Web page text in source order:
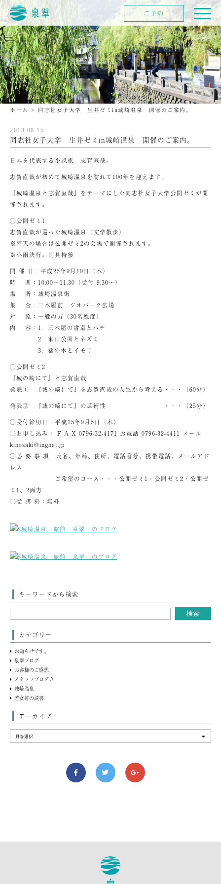
ホーム > 同志社女子大学 生井ゼミin城崎温泉 開催のご案内。
2013.08.15
同志社女子大学 生井ゼミin城崎温泉 開催のご案内。
日本を代表する小説家 志賀直哉。
志賀直哉が初めて城崎温泉を訪れて100年を迎えます。
『城崎温泉と志賀直哉』をテーマにした同志社女子大学公開ゼミが開
催されます。
◯公開ゼミ1
志賀直哉が巡った城崎温泉（文学散歩）
※雨天の場合は公開ゼミ2の会場で開催されます。
※小雨決行。雨具持参
開 催 日：平成25年9月19日（木）
時 間：10:00～11:30（受付 9:30～）
場 所：城崎温泉街
集 合：三木屋前 ジオパーク広場
対 象：一般の方（30名程度）
内 容：1．三木屋の書斎とハチ
2．東山公園とネズミ
3．桑の木とイモリ
◯公開ゼミ2
『城の崎にて』と志賀直哉
発表① 『城の崎にて』を志賀直哉の人生から考える・・・（60分）
発表② 『城の崎にて』の芸術性 ・・・（25分）
◯受付締切日：平成25年9月5日（木）
◯お申し込み： F A X 0796-32-4171 お電話 0796-32-4411 メール
kinosaki@ingnet.jp
◯必 要 事 項：氏名、年齢、住所、電話番号、携帯電話、メールアド
レス
ご希望のコース・・・公開ゼミ1・公開ゼミ2・公開ゼ
ミ1、2両方
◯受 講 料：無料
キーワードから検索
カテゴリー
お知らせです。
泉翠ブログ
お客様のご感想
スタッフブログ♪
城崎温泉
若女将の読書
アーカイブ
ご予約